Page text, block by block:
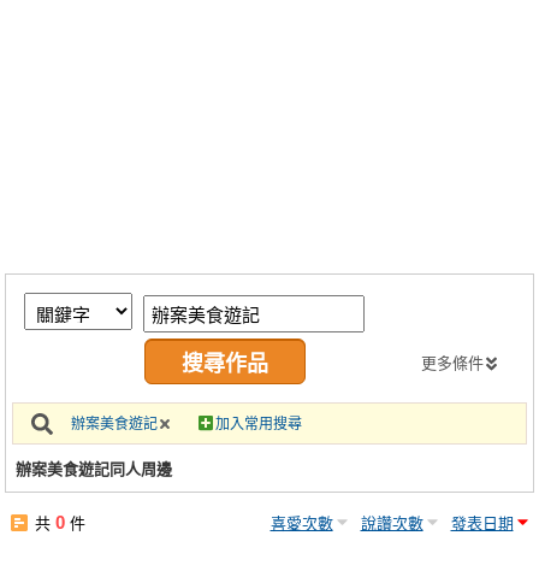
繪圖藝廊
交流中心
攤位轉讓區
會員功能選單
註冊會員
更多條件
辦案美食遊記 加入常用搜尋
辦案美食遊記同人周邊
共0 件 喜愛次數 說讚次數 發表日期